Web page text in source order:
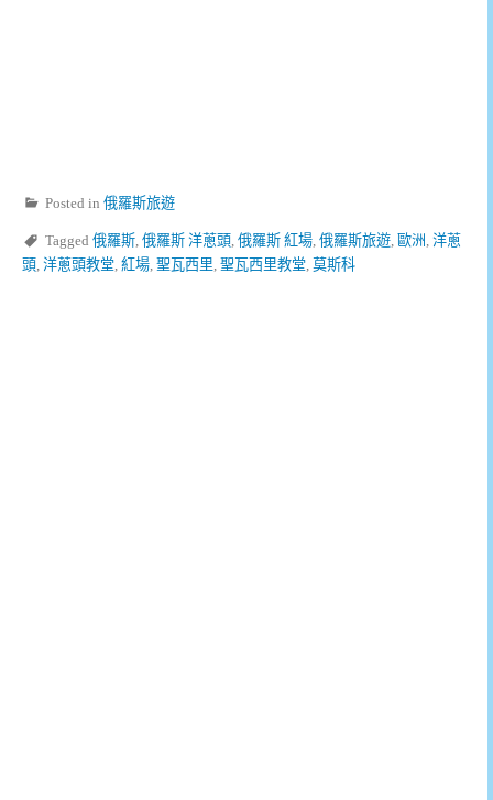
Posted in 俄羅斯旅遊
Tagged 俄羅斯, 俄羅斯 洋蔥頭, 俄羅斯 紅場, 俄羅斯旅遊, 歐洲 , 洋蔥
頭, 洋蔥頭教堂, 紅場, 聖瓦西里, 聖瓦西里教堂, 莫斯科